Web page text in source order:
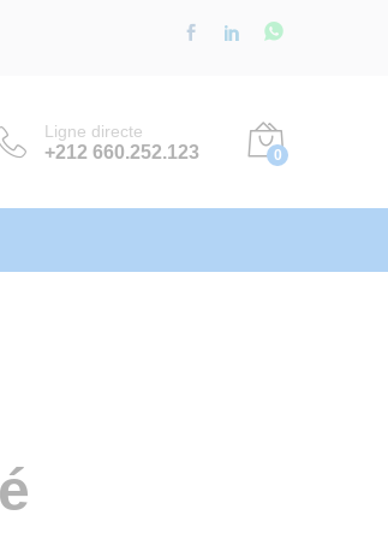
Ligne directe
+212 660.252.123 0